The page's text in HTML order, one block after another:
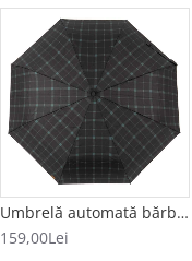
Umbrelă automată bărbați model CUADRADO negru-verde
159,00Lei